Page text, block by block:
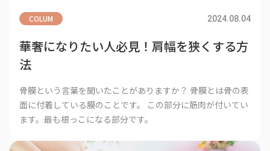
COLUM 2024.08.04
華奢になりたい人必見！肩幅を狭くする方
法
骨膜という言葉を聞いたことがありますか？ 骨膜とは骨の表
面に付着している膜のことです。 この部分に筋肉が付いてい
ます。最も根っこになる部分です。